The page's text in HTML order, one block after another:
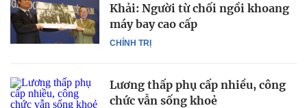
CHÍNH TRỊ
Khải: Người từ chối ngồi khoang
máy bay cao cấp
Lương thấp phụ cấp nhiều, công
chức vẫn sống khoẻ